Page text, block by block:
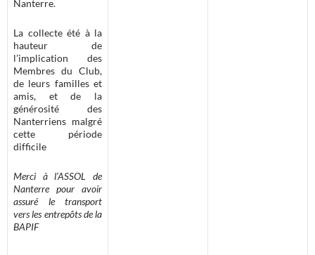
Nanterre.
La collecte été à la
hauteur de
l’implication des
Membres du Club,
de leurs familles et
amis, et de la
générosité des
Nanterriens malgré
cette période
difficile
Merci à l’ASSOL de
Nanterre pour avoir
assuré le transport
vers les entrepôts de la
BAPIF